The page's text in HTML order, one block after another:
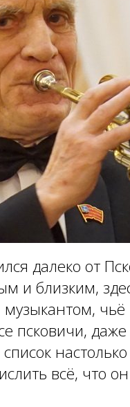
далеко от
и близким,
музыкантом,
псковичи,
всё, что